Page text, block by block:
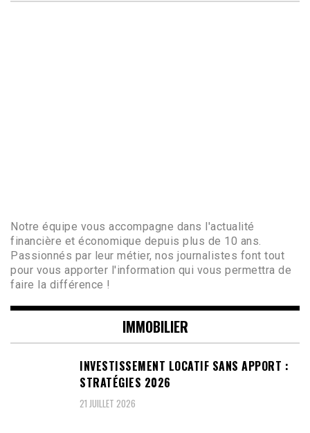
Notre équipe vous accompagne dans l'actualité
financière et économique depuis plus de 10 ans.
Passionnés par leur métier, nos journalistes font tout
pour vous apporter l'information qui vous permettra de
faire la différence !
IMMOBILIER
INVESTISSEMENT LOCATIF SANS APPORT :
STRATÉGIES 2026
21 JUILLET 2026